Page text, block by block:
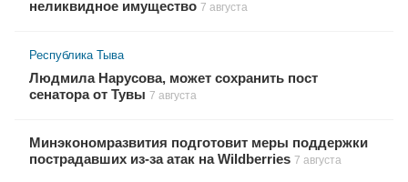
неликвидное имущество 7 августа
Республика Тыва
Людмила Нарусова, может сохранить пост
сенатора от Тувы 7 августа
Минэкономразвития подготовит меры поддержки
пострадавших из-за атак на Wildberries 7 августа